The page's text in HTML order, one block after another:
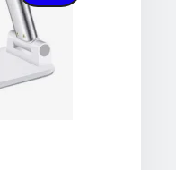
duradero.
Características:
Diseño plegable,
Ángulo ajustable,